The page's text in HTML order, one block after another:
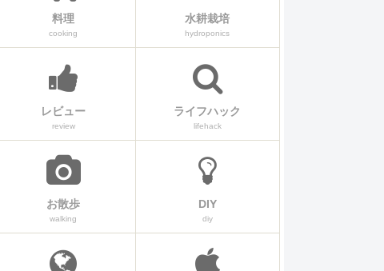
料理
cooking
水耕栽培
hydroponics
レビュー
review
ライフハック
lifehack
お散歩
walking
DIY
diy